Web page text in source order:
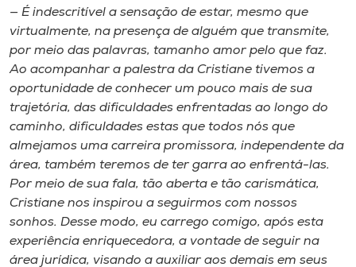
— É indescritível a sensação de estar, mesmo que
virtualmente, na presença de alguém que transmite,
por meio das palavras, tamanho amor pelo que faz.
Ao acompanhar a palestra da Cristiane tivemos a
oportunidade de conhecer um pouco mais de sua
trajetória, das dificuldades enfrentadas ao longo do
caminho, dificuldades estas que todos nós que
almejamos uma carreira promissora, independente da
área, também teremos de ter garra ao enfrentá-las.
Por meio de sua fala, tão aberta e tão carismática,
Cristiane nos inspirou a seguirmos com nossos
sonhos. Desse modo, eu carrego comigo, após esta
experiência enriquecedora, a vontade de seguir na
área jurídica, visando a auxiliar aos demais em seus